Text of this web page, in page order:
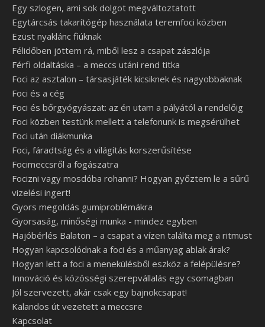
Egy szlogen, ami sok dolgot megváltoztatott
Egytárcsás takarítógép használata teremfoci közben
Ezüst nyaklánc fiúknak
Félidőben jöttem rá, miből lesz a csapat zászlója
Férfi oldaltáska – a meccs utáni rend titka
Foci az asztalon – társasjáték kicsiknek és nagyobbaknak
Foci és a cég
Foci és bőrgyógyászat: az én utam a pályától a rendelőig
Foci közben testünk mellett a telefonunk is megsérülhet
Foci után diákmunka
Foci, fáradtság és a világítás korszerűsítése
Focimeccsről a fogászatra
Focizni vagy mosdóba rohanni? Hogyan győztem le a sűrű
vizelési ingert!
Gyors megoldás gumiproblémákra
Gyorsaság, minőségi munka - mindez egyben
Hajóbérlés Balaton – a csapat a vízen találta meg a ritmust
Hogyan kapcsolódnak a foci és a műanyag ablak árak?
Hogyan lett a foci a menekülésből eszköz a felépülésre?
Innováció és közösségi szerepvállalás egy csomagban
Jól szervezett, akár csak egy bajnokcsapat!
Kalandos út vezetett a meccsre
Kapcsolat